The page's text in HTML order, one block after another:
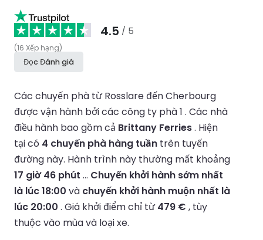
4.5 / 5
(16 Xếp hạng)
Đọc Đánh giá
Các chuyến phà từ Rosslare đến Cherbourg
được vận hành bởi các công ty phà 1 . Các nhà
điều hành bao gồm cả Brittany Ferries. Hiện
tại có 4 chuyến phà hàng tuần trên tuyến
đường này. Hành trình này thường mất khoảng
17 giờ 46 phút ... Chuyến khởi hành sớm nhất
là lúc 18:00 và chuyến khởi hành muộn nhất là
lúc 20:00 . Giá khởi điểm chỉ từ479 € , tùy
thuộc vào mùa và loại xe.